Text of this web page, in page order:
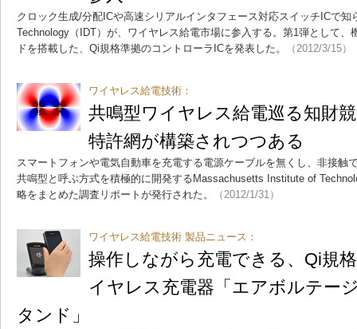
クロック生成/分配ICや高速シリアルインタフェース対応スイッチICで知
Technology（IDT）が、ワイヤレス給電市場に参入する。第1弾として、
ドを搭載した、Qi規格準拠のコントローラICを発表した。
（2012/3/15）
ワイヤレス給電技術：
共鳴型ワイヤレス給電巡る知財
特許網が構築されつつある
スマートフォンや電気自動車を充電する電源ケーブルを無くし、非接触
共鳴型と呼ぶ方式を積極的に開発するMassachusetts Institute of
略をまとめた調査リポートが発行された。
（2012/1/31）
ワイヤレス給電技術 製品ニュース：
操作しながら充電できる、Qi規
イヤレス充電器「エアボルテー
タンド」